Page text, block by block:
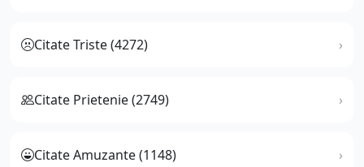
Citate Triste (4272)
Citate Prietenie (2749)
Citate Amuzante (1148)